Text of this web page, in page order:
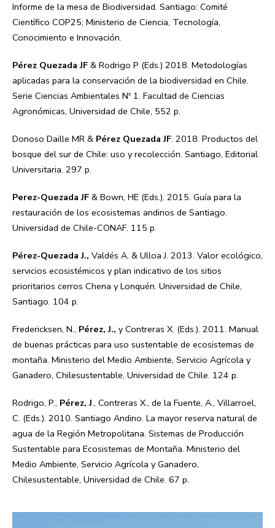
Informe de la mesa de Biodiversidad. Santiago: Comité
Científico COP25; Ministerio de Ciencia, Tecnología,
Conocimiento e Innovación.
Pérez Quezada JF & Rodrigo P (Eds.) 2018. Metodologías
aplicadas para la conservación de la biodiversidad en Chile.
Serie Ciencias Ambientales Nº 1. Facultad de Ciencias
Agronómicas, Universidad de Chile, 552 p.
Donoso Daille MR & Pérez Quezada JF. 2018. Productos del
bosque del sur de Chile: uso y recolección. Santiago, Editorial
Universitaria. 297 p.
Perez-Quezada JF & Bown, HE (Eds.). 2015. Guía para la
restauración de los ecosistemas andinos de Santiago.
Universidad de Chile-CONAF. 115 p.
Pérez-Quezada J., Valdés A. & Ulloa J. 2013. Valor ecológico,
servicios ecosistémicos y plan indicativo de los sitios
prioritarios cerros Chena y Lonquén. Universidad de Chile,
Santiago. 104 p.
Fredericksen, N., Pérez, J., y Contreras X. (Eds.). 2011. Manual
de buenas prácticas para uso sustentable de ecosistemas de
montaña. Ministerio del Medio Ambiente, Servicio Agrícola y
Ganadero, Chilesustentable, Universidad de Chile. 124 p.
Rodrigo, P., Pérez, J., Contreras X., de la Fuente, A., Villarroel,
C. (Eds.). 2010. Santiago Andino. La mayor reserva natural de
agua de la Región Metropolitana. Sistemas de Producción
Sustentable para Ecosistemas de Montaña. Ministerio del
Medio Ambiente, Servicio Agrícola y Ganadero,
Chilesustentable, Universidad de Chile. 67 p.